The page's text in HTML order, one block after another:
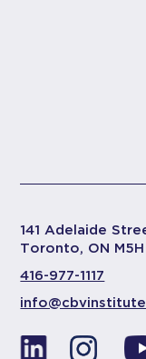
141 Adelaide
Toronto, ON
416-977-1117